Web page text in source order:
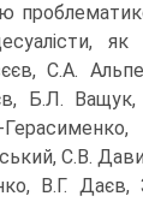
С.А.
Б.Л. Ващук,
С.В.
В.Г. Даєв,